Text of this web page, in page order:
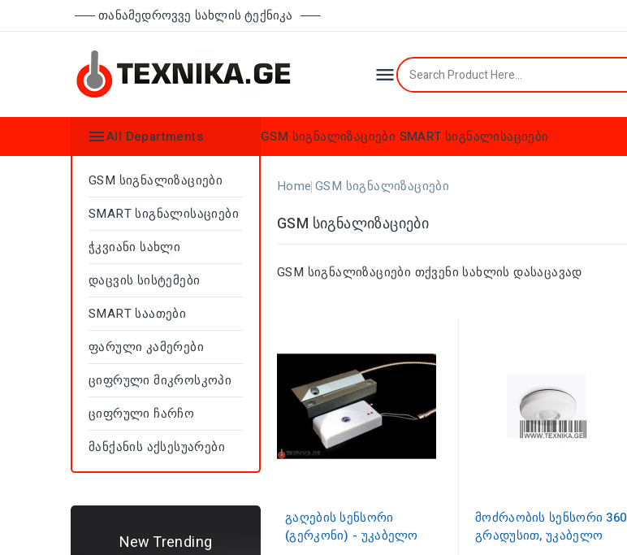
Თანამედროვვე Სახლის Ტექნიკა

GSM სიგნალიზაციები SMART სიგნალისაციები
All Departments
GSM Სიგნალიზაციები
SMART Სიგნალისაციები
Ჭკვიანი Სახლი
Დაცვის Სისტემები
SMART Საათები
Ფარული Კამერები
Ციფრული Მიკროსკოპი
Ციფრული Ჩარჩო
Მანქანის Აქსესუარები
New Trending
Home GSM Სიგნალიზაციები
GSM Სიგნალიზაციები
GSM სიგნალიზაციები თქვენი სახლის დასაცავად
გაღების სენსორი
(გერკონი) - უკაბელო
მოძრაობის სენსორი 360
გრადუსით, უკაბელო